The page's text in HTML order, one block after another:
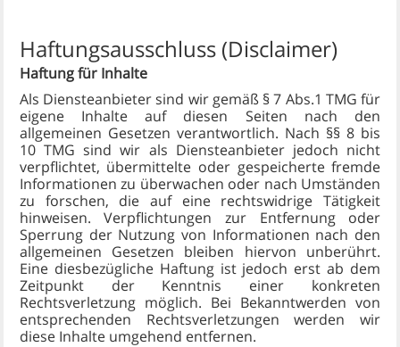
Haftungsausschluss (Disclaimer)
Haftung für Inhalte
Als Diensteanbieter sind wir gemäß § 7 Abs.1 TMG für
eigene Inhalte auf diesen Seiten nach den
allgemeinen Gesetzen verantwortlich. Nach §§ 8 bis
10 TMG sind wir als Diensteanbieter jedoch nicht
verpflichtet, übermittelte oder gespeicherte fremde
Informationen zu überwachen oder nach Umständen
zu forschen, die auf eine rechtswidrige Tätigkeit
hinweisen. Verpflichtungen zur Entfernung oder
Sperrung der Nutzung von Informationen nach den
allgemeinen Gesetzen bleiben hiervon unberührt.
Eine diesbezügliche Haftung ist jedoch erst ab dem
Zeitpunkt der Kenntnis einer konkreten
Rechtsverletzung möglich. Bei Bekanntwerden von
entsprechenden Rechtsverletzungen werden wir
diese Inhalte umgehend entfernen.